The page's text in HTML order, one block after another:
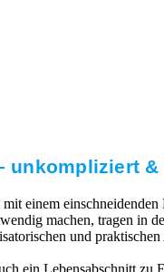
unkompliziert
einem
machen, tragen in
und
ein Lebensabschnitt zu